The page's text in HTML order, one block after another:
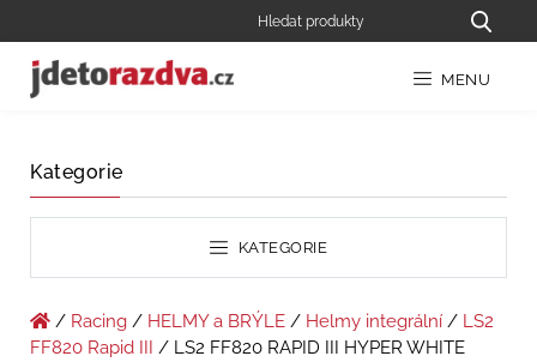
MENU
Kategorie
KATEGORIE
/ Racing / HELMY a BRÝLE / Helmy integrální / LS2
FF820 Rapid III
/ LS2 FF820 RAPID III HYPER WHITE